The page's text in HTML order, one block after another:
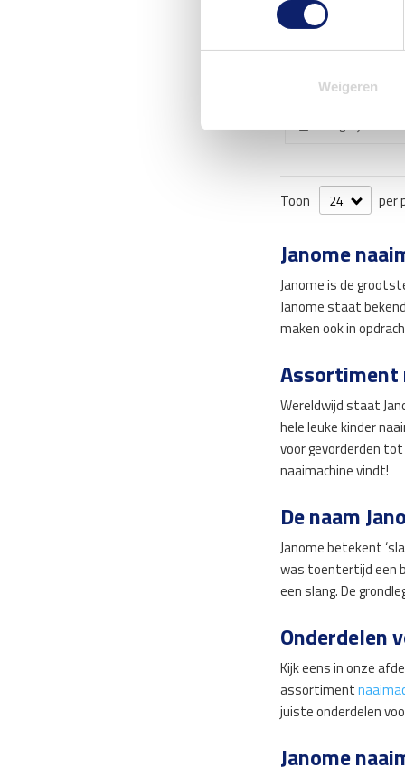
Weigeren
Janome Horizon
€ 3.999,00
In
Vergelijk
Toon per
Janome
Janome is de
Janome staat
maken ook in
Assortiment
Wereldwijd staat
hele leuke kinder
voor gevorderden
naaimachine vindt!
De naam
Janome betekent
was toentertijd een
een slang. De
Onderdelen
Kijk eens in onze
assortiment
juiste onderdelen
Janome